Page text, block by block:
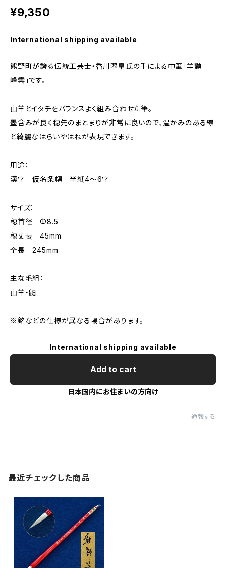
¥9,350
International shipping available
熊野町が誇る伝統工芸士・香川翆皐氏の手による中筆「羊鼬
峰雲」です。
山羊とイタチをバランスよく組み合わせた筆。
墨含みが良く穂先のまとまりが非常に良いので、温かみのある線
と綺麗なはらいやはねが表現できます。
用途：
漢字 仮名条幅 半紙4～6字
サイズ：
穂首径 Φ8.5
穂丈長 45mm
全長 245mm
主な毛組：
山羊・鼬
※銘などの仕様が異なる場合があります。
International shipping available
Add to cart
日本国内にお住まいの方向け
通報する
最近チェックした商品